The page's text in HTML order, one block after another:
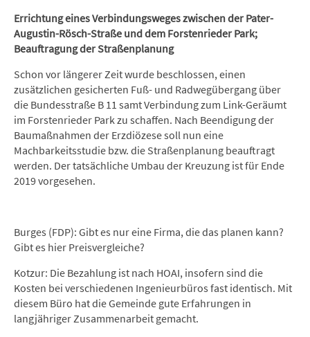
Errichtung eines Verbindungsweges zwischen der Pater-
Augustin-Rösch-Straße und dem Forstenrieder Park;
Beauftragung der Straßenplanung
Schon vor längerer Zeit wurde beschlossen, einen
zusätzlichen gesicherten Fuß- und Radwegübergang über
die Bundesstraße B 11 samt Verbindung zum Link-Geräumt
im Forstenrieder Park zu schaffen. Nach Beendigung der
Baumaßnahmen der Erzdiözese soll nun eine
Machbarkeitsstudie bzw. die Straßenplanung beauftragt
werden. Der tatsächliche Umbau der Kreuzung ist für Ende
2019 vorgesehen.
Burges (FDP): Gibt es nur eine Firma, die das planen kann?
Gibt es hier Preisvergleiche?
Kotzur: Die Bezahlung ist nach HOAI, insofern sind die
Kosten bei verschiedenen Ingenieurbüros fast identisch. Mit
diesem Büro hat die Gemeinde gute Erfahrungen in
langjähriger Zusammenarbeit gemacht.